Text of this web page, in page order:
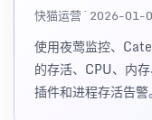
快猫运营 · 2026-01-
使用夜莺监控、
的存活、CPU、内
插件和进程存活告警。